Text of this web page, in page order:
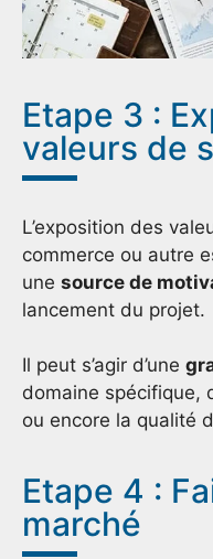
Etape 3 :
valeurs de
L’exposition des
commerce ou autre
une source de
lancement du projet.
Il peut s’agir d’une
domaine spécifique,
ou encore la qualité
Etape 4 :
marché